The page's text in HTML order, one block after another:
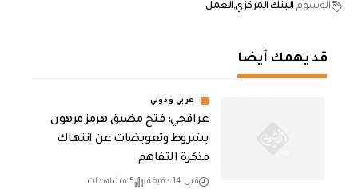
الوسوم البنك المركزي العمل
قد يهمك أيضا
عربي ودولي
عراقجي: فتح مضيق هرمز مرهون
بشروط وتعويضات عن انتهاك
مذكرة التفاهم
قبل 14 دقيقة 5 مشاهدات